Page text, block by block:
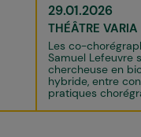
29.01.2026
THÉÂTRE VARIA
Les co-
Samuel Lefeuvre
chercheuse en
hybride, entre
pratiques